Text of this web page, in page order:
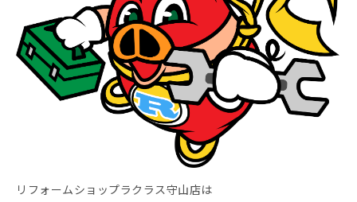
リフォームショップラクラス守山店は